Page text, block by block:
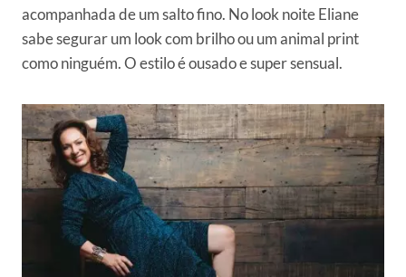
acompanhada de um salto fino. No look noite Eliane
sabe segurar um look com brilho ou um animal print
como ninguém. O estilo é ousado e super sensual.